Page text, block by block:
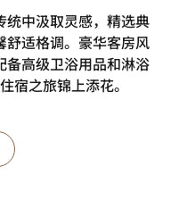
统中汲取灵感，精选典
舒适格调。豪华客房风
备高级卫浴用品和淋浴
宿之旅锦上添花。